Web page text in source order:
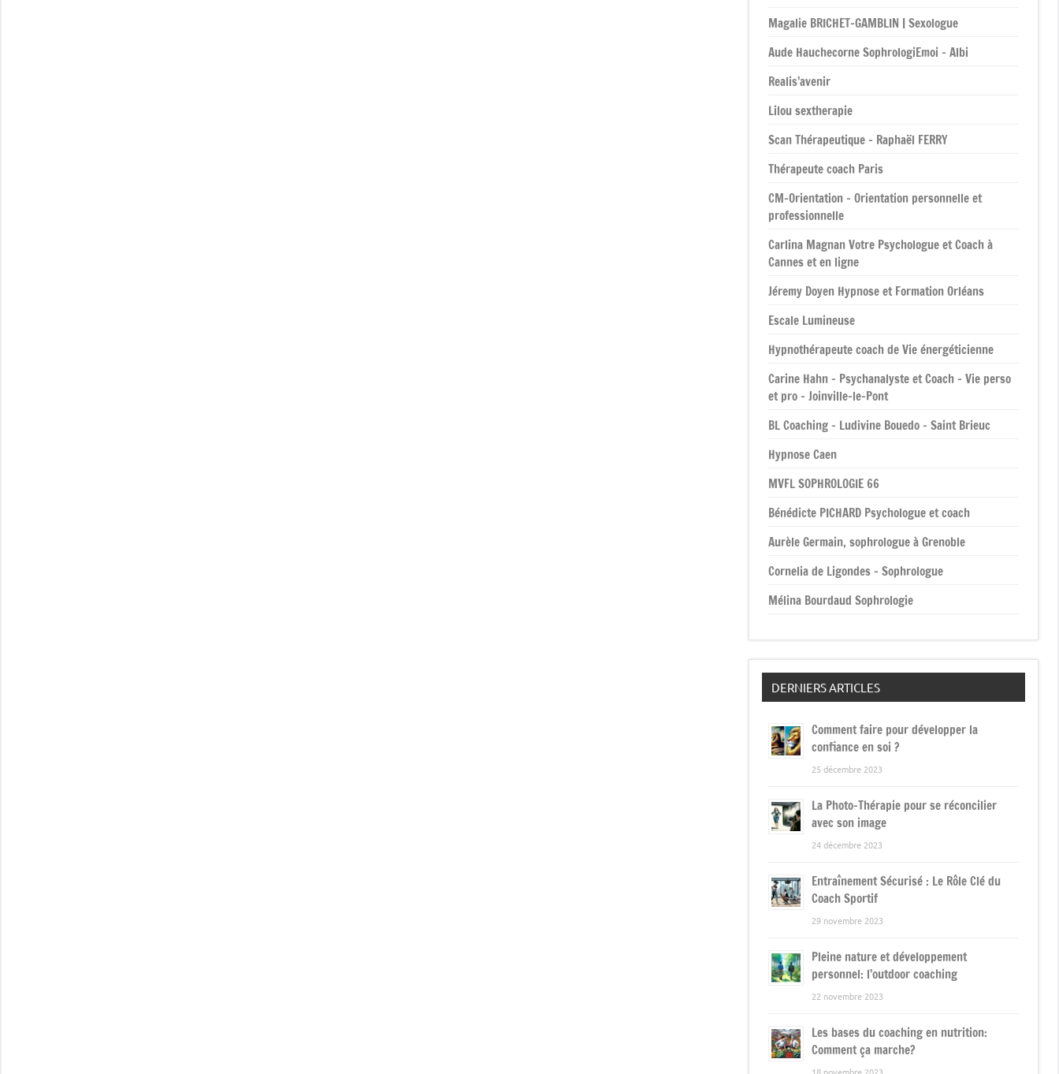
Magalie BRICHET-GAMBLIN | Sexologue
Aude Hauchecorne SophrologiEmoi – Albi
Realis’avenir
Lilou sextherapie
Scan Thérapeutique – Raphaël FERRY
Thérapeute coach Paris
CM-Orientation – Orientation personnelle et
professionnelle
Carlina Magnan Votre Psychologue et Coach à
Cannes et en ligne
Jéremy Doyen Hypnose et Formation Orléans
Escale Lumineuse
Hypnothérapeute coach de Vie énergéticienne
Carine Hahn – Psychanalyste et Coach – Vie perso
et pro – Joinville-le-Pont
BL Coaching – Ludivine Bouedo – Saint Brieuc
Hypnose Caen
MVFL SOPHROLOGIE 66
Bénédicte PICHARD Psychologue et coach
Aurèle Germain, sophrologue à Grenoble
Cornelia de Ligondes – Sophrologue
Mélina Bourdaud Sophrologie
DERNIERS ARTICLES
Comment faire pour développer la
confiance en soi ?
25 décembre 2023
La Photo-Thérapie pour se réconcilier
avec son image
24 décembre 2023
Entraînement Sécurisé : Le Rôle Clé du
Coach Sportif
29 novembre 2023
Pleine nature et développement
personnel: l’outdoor coaching
22 novembre 2023
Les bases du coaching en nutrition:
Comment ça marche?